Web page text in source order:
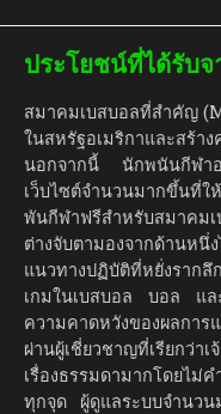
ประโยชน์ที่ได้รับ
สมาคมเบสบอลที่สำคัญ
ในสหรัฐอเมริกาและสร้า
นอกจากนี้ นักพนันกีฬา
เว็บไซต์จำนวนมากขึ้นที่ใ
พันกีฬาฟรีสำหรับสมาค
ต่างจับตามองจากด้านห
แนวทางปฏิบัติที่หยั่งราก
เกมในเบสบอล บอล แล
ความคาดหวังของผลการ
ผ่านผู้เชี่ยวชาญที่เรียกว่า
เรื่องธรรมดามากโดยไม่
ทุกจุด ผู้ดูแลระบบจำนวน